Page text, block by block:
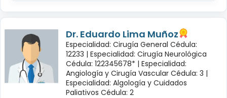
Dr. Eduardo Lima Muñoz
Especialidad: Cirugía General Cédula:
12233 | Especialidad: Cirugía Neurológica
Cédula: 122345678* | Especialidad:
Angiología y Cirugía Vascular Cédula: 3 |
Especialidad: Algología y Cuidados
Paliativos Cédula: 2